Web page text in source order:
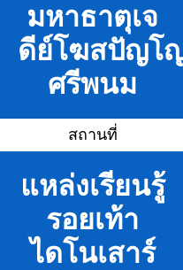
มหาธาตุเจ
ดีย์โฆสปัญโ
ศรีพนม
สถานที่
แหล่งเรียนรู้
รอยเท้า
ไดโนเสาร์